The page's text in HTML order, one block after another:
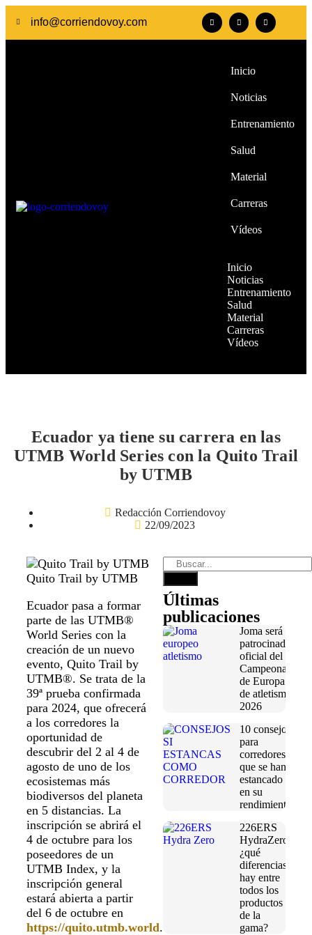
info@corriendovoy.com
Inicio
Noticias
Entrenamiento
Salud
Material
Carreras
Vídeos
Inicio
Noticias
Entrenamiento
Salud
Material
Carreras
Vídeos
Ecuador ya tiene su carrera en las
UTMB World Series con la Quito Trail
by UTMB
Redacción Corriendovoy
22/09/2023
Quito Trail by UTMB
Ecuador pasa a formar
parte de las UTMB®
World Series con la
creación de un nuevo
evento, Quito Trail by
UTMB®. Se trata de la
39ª prueba confirmada
para 2024, que ofrecerá
a los corredores la
oportunidad de
descubrir del 2 al 4 de
agosto de uno de los
ecosistemas más
biodiversos del planeta
en 5 distancias. La
inscripción se abrirá el
4 de octubre para los
poseedores de un
UTMB Index, y la
inscripción general
estará abierta a partir
del 6 de octubre en
https://quito.utmb.world.
Últimas
publicaciones
Joma será
patrocinador
oficial del
Campeonato
de Europa
de atletismo
2026
10 consejos
para
corredores
que se han
estancado
en su
rendimiento
226ERS
HydraZero:
¿qué
diferencias
hay entre
todos los
productos
de la
gama?